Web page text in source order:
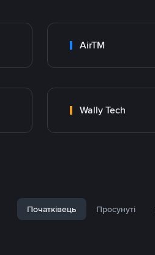
AirTM
Wally Tech
Початківець Просунуті